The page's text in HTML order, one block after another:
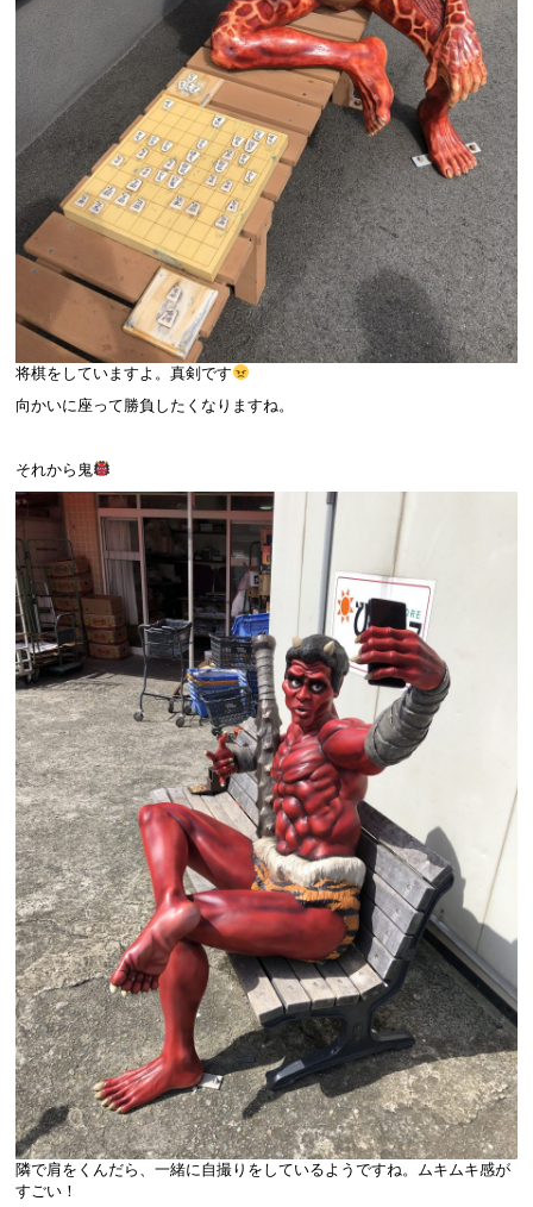
将棋をしていますよ。真剣です
向かいに座って勝負したくなりますね。
それから鬼
隣で肩をくんだら、一緒に自撮りをしているようですね。ムキムキ感が
すごい！